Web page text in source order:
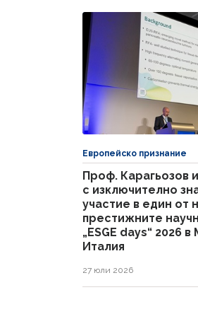
Европейско признание
Проф. Карагьозов
с изключително
участие в един от
престижните
„ESGE days“ 2026
Италия
27 юли 2026